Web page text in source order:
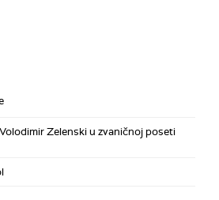
Zelenski u zvaničnoj poseti